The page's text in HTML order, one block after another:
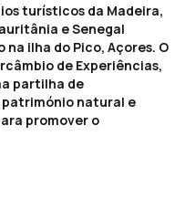
turísticos da Madeira,
e Senegal
na ilha do Pico, Açores. O
de Experiências,
partilha de
natural e
promover o